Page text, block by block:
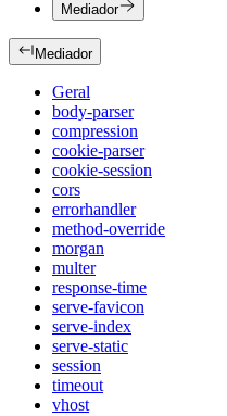
Mediador
Mediador
Geral
body-parser
compression
cookie-parser
cookie-session
cors
errorhandler
method-override
morgan
multer
response-time
serve-favicon
serve-index
serve-static
session
timeout
vhost